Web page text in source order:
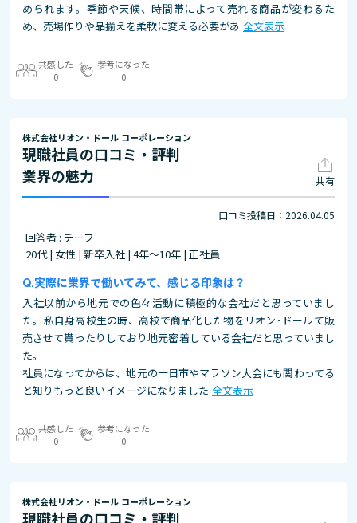
められます。季節や天候、時間帯によって売れる商品が変わるた
め、売場作りや品揃えを柔軟に変える必要があ 全文表示
共感した
0
参考になった
0
株式会社リオン・ドール コーポレーション
現職社員の口コミ・評判
業界の魅力
共有
口コミ投稿日：2026.04.05
回答者 : チーフ
20代 | 女性 | 新卒入社 | 4年～10年 | 正社員
実際に業界で働いてみて、感じる印象は？
入社以前から地元での色々活動に積極的な会社だと思っていまし
た。私自身高校生の時、高校で商品化した物をリオン･ドールて販
売させて貰ったりしており地元密着している会社だと思っていまし
た。
社員になってからは、地元の十日市やマラソン大会にも関わってる
と知りもっと良いイメージになりました 全文表示
共感した
0
参考になった
0
株式会社リオン・ドール コーポレーション
現職社員の口コミ・評判